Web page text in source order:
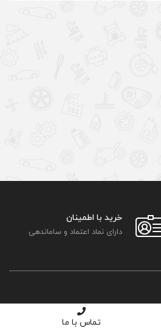
تماس با ما
خرید با اطمینان
دارای نماد اعتماد و ساماندهی